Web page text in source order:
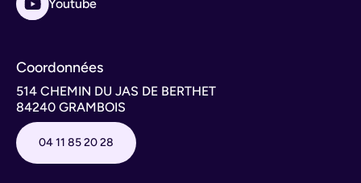
Youtube
Coordonnées
514 CHEMIN DU JAS DE BERTHET
84240 GRAMBOIS
04 11 85 20 28